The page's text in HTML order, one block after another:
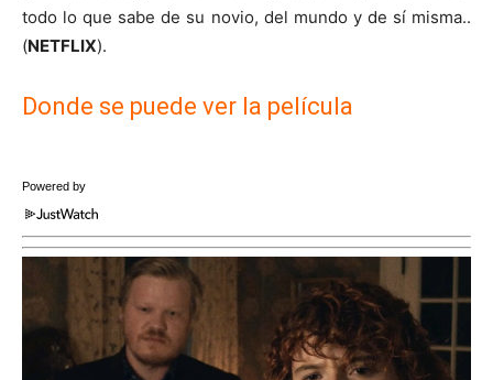
todo lo que sabe de su novio, del mundo y de sí misma..
(NETFLIX).
Donde se puede ver la película
Powered by